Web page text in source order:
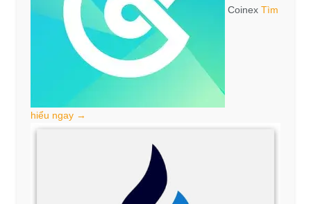
Coinex Tìm
hiểu ngay →